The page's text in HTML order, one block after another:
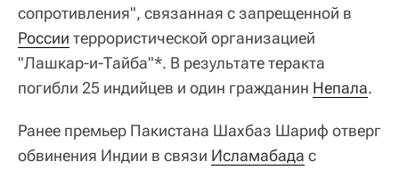
сопротивления", связанная с запрещенной в
России террористической организацией
"Лашкар-и-Тайба"*. В результате теракта
погибли 25 индийцев и один гражданин Непала.
Ранее премьер Пакистана Шахбаз Шариф отверг
обвинения Индии в связи Исламабада с